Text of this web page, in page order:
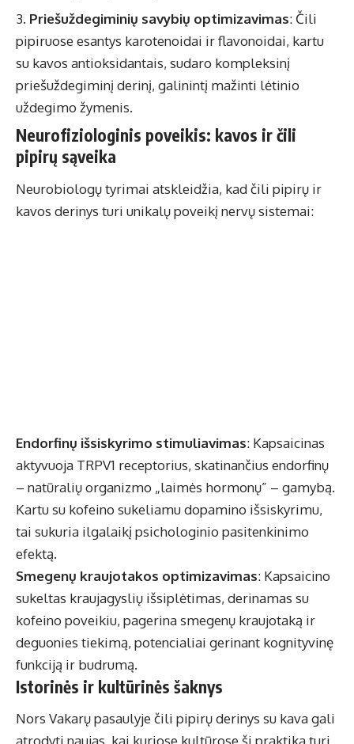
Priešuždegiminių savybių optimizavimas: Čili
pipiruose esantys karotenoidai ir flavonoidai, kartu
su kavos antioksidantais, sudaro kompleksinį
priešuždegiminį derinį, galinintį mažinti lėtinio
uždegimo žymenis.
Neurofiziologinis poveikis: kavos ir čili
pipirų sąveika
Neurobiologų tyrimai atskleidžia, kad čili pipirų ir
kavos derinys turi unikalų poveikį nervų sistemai:
Endorfinų išsiskyrimo stimuliavimas: Kapsaicinas
aktyvuoja TRPV1 receptorius, skatinančius endorfinų
– natūralių organizmo „laimės hormonų” – gamybą.
Kartu su kofeino sukeliamu dopamino išsiskyrimu,
tai sukuria ilgalaikį psichologinio pasitenkinimo
efektą.
Smegenų kraujotakos optimizavimas: Kapsaicino
sukeltas kraujagyslių išsiplėtimas, derinamas su
kofeino poveikiu, pagerina smegenų kraujotaką ir
deguonies tiekimą, potencialiai gerinant kognityvinę
funkciją ir budrumą.
Istorinės ir kultūrinės šaknys
Nors Vakarų pasaulyje čili pipirų derinys su kava gali
atrodyti naujas, kai kuriose kultūrose ši praktika turi